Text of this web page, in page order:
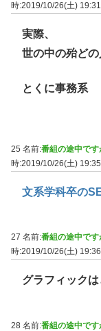
時:2019/10/26(土)
実際、
世の中の殆ど
とくに事務系
25 名前:番組の途中で
時:2019/10/26(土)
文系学科卒の
27 名前:番組の途中で
時:2019/10/26(土)
グラフィック
28 名前:番組の途中で